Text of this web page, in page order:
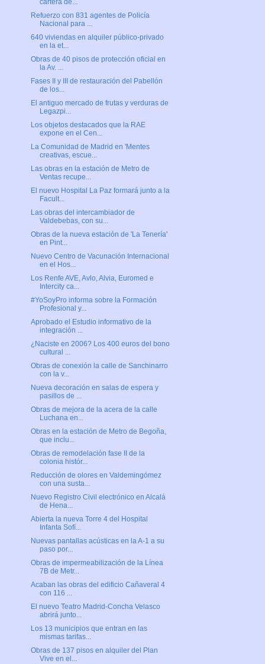
cartera de...
Refuerzo con 831 agentes de Policía
Nacional para ...
640 viviendas en alquiler público-privado
en la et...
Obras de 40 pisos de protección oficial en
la Av. ...
Fases II y III de restauración del Pabellón
de los...
El antiguo mercado de frutas y verduras de
Legazpi...
Los objetos destacados que la RAE
expone en el Cen...
La Comunidad de Madrid en 'Mentes
creativas, escue...
Las obras en la estación de Metro de
Ventas recupe...
El nuevo Hospital La Paz formará junto a la
Facult...
Las obras del intercambiador de
Valdebebas, con su...
Obras de la nueva estación de 'La Tenería'
en Pint...
Nuevo Centro de Vacunación Internacional
en el Hos...
Los Renfe AVE, Avlo, Alvia, Euromed e
Intercity ca...
#YoSoyPro informa sobre la Formación
Profesional y...
Aprobado el Estudio informativo de la
integración ...
¿Naciste en 2006? Los 400 euros del bono
cultural ...
Obras de conexión la calle de Sanchinarro
con la v...
Nueva decoración en salas de espera y
pasillos de ...
Obras de mejora de la acera de la calle
Luchana en...
Obras en la estación de Metro de Begoña,
que inclu...
Obras de remodelación fase II de la
colonia histór...
Reducción de olores en Valdemingómez
con una susta...
Nuevo Registro Civil electrónico en Alcalá
de Hena...
Abierta la nueva Torre 4 del Hospital
Infanta Sofí...
Nuevas pantallas acústicas en la A-1 a su
paso por...
Obras de impermeabilización de la Línea
7B de Metr...
Acaban las obras del edificio Cañaveral 4
con 116 ...
El nuevo Teatro Madrid-Concha Velasco
abrirá junto...
Los 13 municipios que entran en las
mismas tarifas...
Obras de 137 pisos en alquiler del Plan
Vive en el...